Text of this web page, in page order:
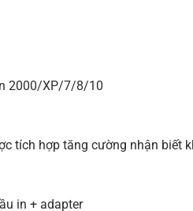
2000/XP/7/8/10
tích hợp tăng cường nhận biết
in + adapter